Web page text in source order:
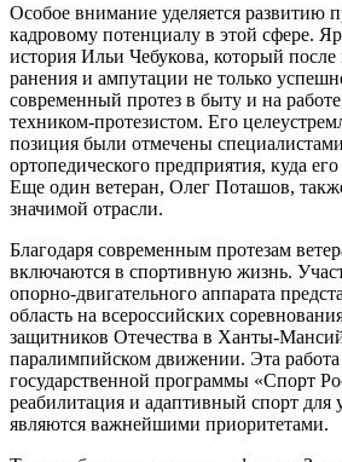
Особое внимание уделяется развитию
кадровому потенциалу в этой сфере.
история Ильи Чебукова, который
ранения и ампутации не только
современный протез в быту и на
техником-протезистом. Его
позиция были отмечены
ортопедического предприятия, куда
Еще один ветеран, Олег Поташов,
значимой отрасли.
Благодаря современным протезам
включаются в спортивную жизнь.
опорно-двигательного аппарата
область на всероссийских
защитников Отечества в Ханты-
паралимпийском движении. Эта работа
государственной программы «Спорт
реабилитация и адаптивный спорт
являются важнейшими приоритетами.